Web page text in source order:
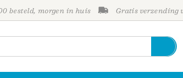
besteld, morgen in huis Gratis verzending